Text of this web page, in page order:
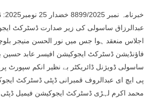
عبدالرزاق ساسولی کی زیر صدارت ڈسٹرکٹ
اجلاس منعقد ہوا جس میں نور الحسن منیجر
فاؤنڈیشن ڈسٹرکٹ ایجوکیشن افیسر عابد حسین
ساسولی ڈویژنل ڈائریکٹر بے نظیر انکم سپورٹ
پی ایچ ای عبدالروف قمبرانی ڈپٹی ڈسٹرکٹ
محمد اکرم لہڑی ڈسٹرکٹ ایجوکیشن فیمیل